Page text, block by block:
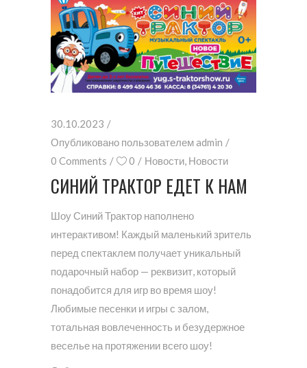
30.10.2023
Опубликовано пользователемadmin
0 Comments
0 Новости, Новости
СИНИЙ ТРАКТОР ЕДЕТ К НАМ
Шоу Синий Трактор наполнено
интерактивом! Каждый маленький зритель
перед спектаклем получает уникальный
подарочный набор — реквизит, который
понадобится для игр во время шоу!
Любимые песенки и игры с залом,
тотальная вовлеченность и безудержное
веселье на протяжении всего шоу!